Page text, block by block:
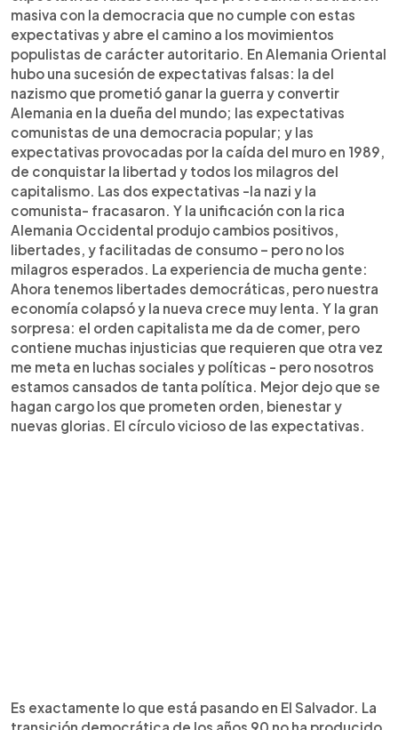
masiva con la democracia que no cumple con estas
expectativas y abre el camino a los movimientos
populistas de carácter autoritario. En Alemania Oriental
hubo una sucesión de expectativas falsas: la del
nazismo que prometió ganar la guerra y convertir
Alemania en la dueña del mundo; las expectativas
comunistas de una democracia popular; y las
expectativas provocadas por la caída del muro en 1989,
de conquistar la libertad y todos los milagros del
capitalismo. Las dos expectativas -la nazi y la
comunista- fracasaron. Y la unificación con la rica
Alemania Occidental produjo cambios positivos,
libertades, y facilitadas de consumo – pero no los
milagros esperados. La experiencia de mucha gente:
Ahora tenemos libertades democráticas, pero nuestra
economía colapsó y la nueva crece muy lenta. Y la gran
sorpresa: el orden capitalista me da de comer, pero
contiene muchas injusticias que requieren que otra vez
me meta en luchas sociales y políticas - pero nosotros
estamos cansados de tanta política. Mejor dejo que se
hagan cargo los que prometen orden, bienestar y
nuevas glorias. El círculo vicioso de las expectativas.
Es exactamente lo que está pasando en El Salvador. La